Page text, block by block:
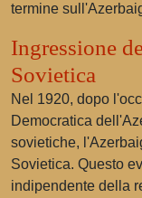
termine
Ingressione
Sovietica
Nel 1920, dopo
Democratica
sovietiche,
Sovietica. Questo
indipendente della